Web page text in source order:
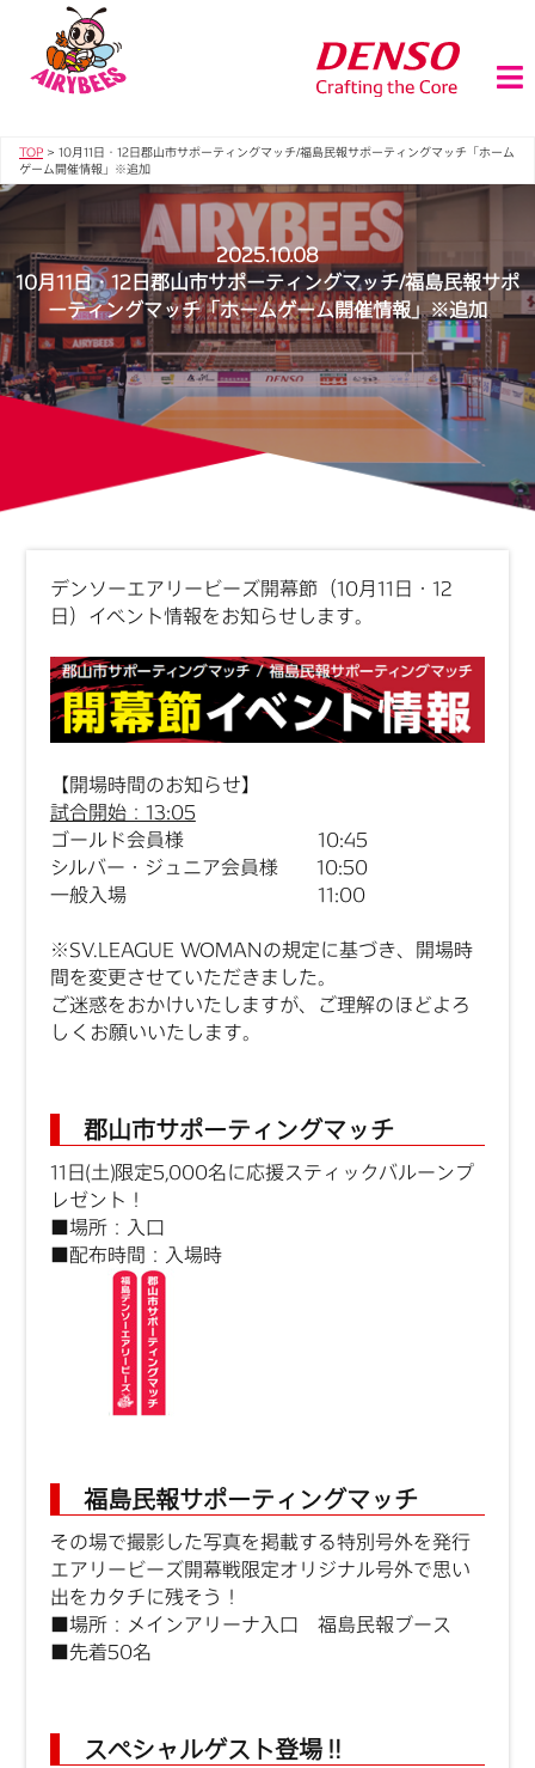
TOP > 10月11日・12日郡山市サポーティングマッチ/福島民報サポーティングマッチ「ホーム
ゲーム開催情報」※追加
2025.10.08
10月11日・12日郡山市サポーティングマッチ/福島民報サポ
ーティングマッチ「ホームゲーム開催情報」※追加
デンソーエアリービーズ開幕節（10月11日・12
日）イベント情報をお知らせします。
【開場時間のお知らせ】
試合開始：13:05
ゴールド会員様 10:45
シルバー・ジュニア会員様 10:50
一般入場 11:00
※SV.LEAGUE WOMANの規定に基づき、開場時
間を変更させていただきました。
ご迷惑をおかけいたしますが、ご理解のほどよろ
しくお願いいたします。
郡山市サポーティングマッチ
11日(土)限定5,000名に応援スティックバルーンプ
レゼント！
■場所：入口
■配布時間：入場時
福島民報サポーティングマッチ
その場で撮影した写真を掲載する特別号外を発行
エアリービーズ開幕戦限定オリジナル号外で思い
出をカタチに残そう！
■場所：メインアリーナ入口 福島民報ブース
■先着50名
スペシャルゲスト登場‼